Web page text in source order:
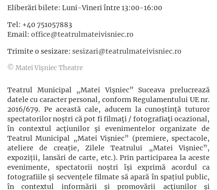
Eliberări bilete: Luni-Vineri între 13:00-16:00
Tel: +40 751057883
Email: office@teatrulmateivisniec.ro
Trimite o sesizare: sesizari@teatrulmateivisniec.ro
© Matei Vişniec Theatre
Teatrul Municipal „Matei Vișniec” Suceava prelucrează
datele cu caracter personal, conform Regulamentului UE nr.
2016/679. Pe această cale, aducem la cunoștință tuturor
spectatorilor noștri că pot fi filmaţi / fotografiaţi ocazional,
în contextul acţiunilor şi evenimentelor organizate de
Teatrul Municipal „Matei Vișniec” (premiere, spectacole,
ateliere de creație, Zilele Teatrului „Matei Vișniec”,
expoziții, lansări de carte, etc.). Prin participarea la aceste
evenimente, spectatorii noștri își exprimă acordul ca
fotografiile și secvențele filmate să apară în spațiul public,
în contextul informării și promovării acţiunilor şi